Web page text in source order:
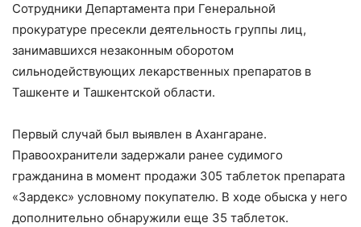
Сотрудники Департамента при Генеральной
прокуратуре пресекли деятельность группы лиц,
занимавшихся незаконным оборотом
сильнодействующих лекарственных препаратов в
Ташкенте и Ташкентской области.
Первый случай был выявлен в Ахангаране.
Правоохранители задержали ранее судимого
гражданина в момент продажи 305 таблеток препарата
«Зардекс» условному покупателю. В ходе обыска у него
дополнительно обнаружили еще 35 таблеток.